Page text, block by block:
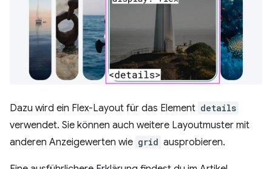
Dazu wird ein Flex-Layout für das Element details
verwendet. Sie können auch weitere Layoutmuster mit
anderen Anzeigewerten wie grid ausprobieren.